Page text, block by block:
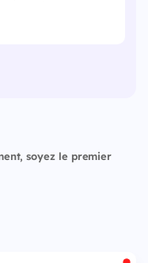
soyez le premier